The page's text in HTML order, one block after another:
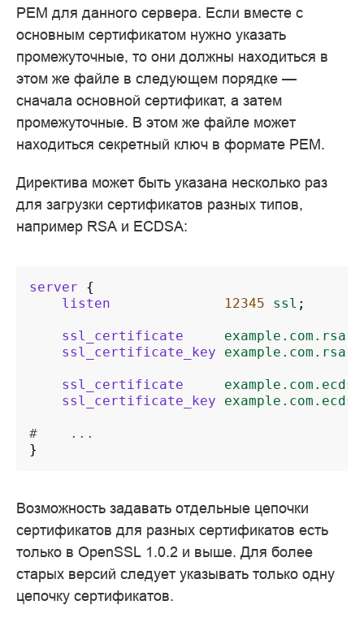
PEM для данного сервера. Если вместе с
основным сертификатом нужно указать
промежуточные, то они должны находиться в
этом же файле в следующем порядке —
сначала основной сертификат, а затем
промежуточные. В этом же файле может
находиться секретный ключ в формате PEM.
Директива может быть указана несколько раз
для загрузки сертификатов разных типов,
например RSA и ECDSA:
server
{
listen
12345 ssl ;
ssl_certificate
ssl_certificate_key
ssl_certificate
ssl_certificate_key
#    ...
}
Возможность задавать отдельные цепочки
сертификатов для разных сертификатов есть
только в OpenSSL 1.0.2 и выше. Для более
старых версий следует указывать только одну
цепочку сертификатов.